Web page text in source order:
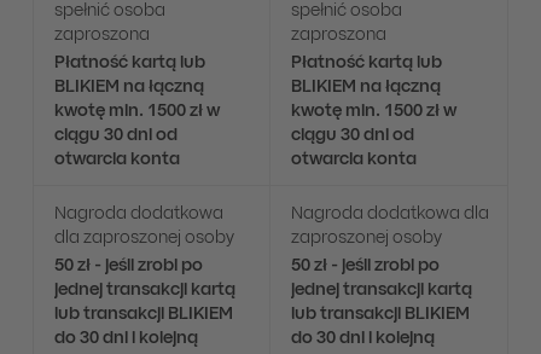
spełnić osoba
zaproszona
Płatność kartą lub
BLIKIEM na łączną
kwotę min. 1500 zł w
ciągu 30 dni od
otwarcia konta
spełnić osoba
zaproszona
Płatność kartą lub
BLIKIEM na łączną
kwotę min. 1500 zł w
ciągu 30 dni od
otwarcia konta
Nagroda dodatkowa
dla zaproszonej osoby
50 zł - jeśli zrobi po
jednej transakcji kartą
lub transakcji BLIKIEM
do 30 dni i kolejną
Nagroda dodatkowa dla
zaproszonej osoby
50 zł - jeśli zrobi po
jednej transakcji kartą
lub transakcji BLIKIEM
do 30 dni i kolejną